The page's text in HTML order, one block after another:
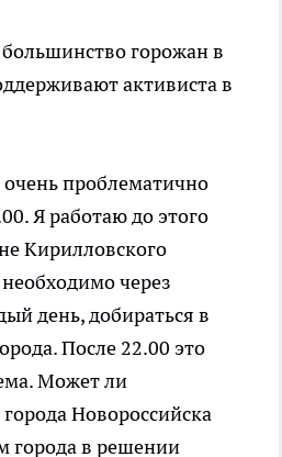
горожан в
активиста в
проблематично
Я работаю до этого
Кирилловского
через
день, добираться в
После 22.00 это
Может ли
Новороссийска
города в решении